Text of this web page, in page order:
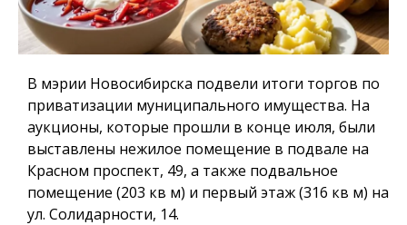
В мэрии Новосибирска подвели итоги торгов по
приватизации муниципального имущества. На
аукционы, которые прошли в конце июля, были
выставлены нежилое помещение в подвале на
Красном проспект, 49, а также подвальное
помещение (203 кв м) и первый этаж (316 кв м) на
ул. Солидарности, 14.